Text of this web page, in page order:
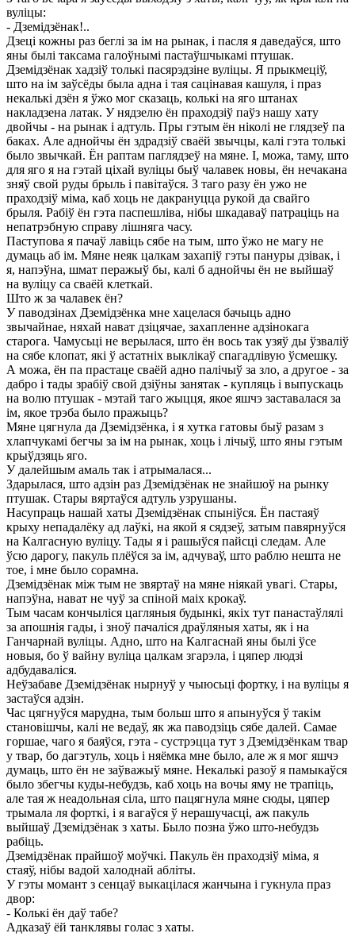
вуліцы:
- Дземідзёнак!..
Дзеці кожны раз беглі за ім на рынак, і пасля я даведаўся, што
яны былі таксама галоўнымі пастаўшчыкамі птушак.
Дземідзёнак хадзіў толькі пасярэдзіне вуліцы. Я прыкмеціў,
што на ім заўсёды была адна і тая сацінавая кашуля, і праз
некалькі дзён я ўжо мог сказаць, колькі на яго штанах
накладзена латак. У нядзелю ён праходзіў паўз нашу хату
двойчы - на рынак і адтуль. Пры гэтым ён ніколі не глядзеў па
баках. Але аднойчы ён здрадзіў сваёй звычцы, калі гэта толькі
было звычкай. Ён раптам паглядзеў на мяне. І, можа, таму, што
для яго я на гэтай ціхай вуліцы быў чалавек новы, ён нечакана
зняў свой руды брыль і павітаўся. З таго разу ён ужо не
праходзіў міма, каб хоць не дакрануцца рукой да свайго
брыля. Рабіў ён гэта паспешліва, нібы шкадаваў патраціць на
непатрэбную справу лішняга часу.
Паступова я пачаў лавіць сябе на тым, што ўжо не магу не
думаць аб ім. Мяне неяк цалкам захапіў гэты пануры дзівак, і
я, напэўна, шмат перажыў бы, калі б аднойчы ён не выйшаў
на вуліцу са сваёй клеткай.
Што ж за чалавек ён?
У паводзінах Дземідзёнка мне хацелася бачыць адно
звычайнае, няхай нават дзіцячае, захапленне адзінокага
старога. Чамусьці не верылася, што ён вось так узяў ды ўзваліў
на сябе клопат, які ў астатніх выклікаў спагадлівую ўсмешку.
А можа, ён па прастаце сваёй адно палічыў за зло, а другое - за
дабро і тады зрабіў свой дзіўны занятак - купляць і выпускаць
на волю птушак - мэтай таго жыцця, якое яшчэ заставалася за
ім, якое трэба было пражыць?
Мяне цягнула да Дземідзёнка, і я хутка гатовы быў разам з
хлапчукамі бегчы за ім на рынак, хоць і лічыў, што яны гэтым
крыўдзяць яго.
У далейшым амаль так і атрымалася...
Здарылася, што адзін раз Дземідзёнак не знайшоў на рынку
птушак. Стары вяртаўся адтуль узрушаны.
Насупраць нашай хаты Дземідзёнак спыніўся. Ён пастаяў
крыху непадалёку ад лаўкі, на якой я сядзеў, затым павярнуўся
на Калгасную вуліцу. Тады я і рашыўся пайсці следам. Але
ўсю дарогу, пакуль плёўся за ім, адчуваў, што раблю нешта не
тое, і мне было сорамна.
Дземідзёнак між тым не звяртаў на мяне ніякай увагі. Стары,
напэўна, нават не чуў за спіной маіх крокаў.
Тым часам кончыліся цагляныя будынкі, якіх тут панастаўлялі
за апошнія гады, і зноў пачаліся драўляныя хаты, як і на
Ганчарнай вуліцы. Адно, што на Калгаснай яны былі ўсе
новыя, бо ў вайну вуліца цалкам згарэла, і цяпер людзі
адбудаваліся.
Неўзабаве Дземідзёнак нырнуў у чыюсьці фортку, і на вуліцы я
застаўся адзін.
Час цягнуўся марудна, тым больш што я апынуўся ў такім
становішчы, калі не ведаў, як жа паводзіць сябе далей. Самае
горшае, чаго я баяўся, гэта - сустрэцца тут з Дземідзёнкам твар
у твар, бо дагэтуль, хоць і няёмка мне было, але ж я мог яшчэ
думаць, што ён не заўважыў мяне. Некалькі разоў я памыкаўся
было збегчы куды-небудзь, каб хоць на вочы яму не трапіць,
але тая ж неадольная сіла, што пацягнула мяне сюды, цяпер
трымала ля форткі, і я вагаўся ў нерашучасці, аж пакуль
выйшаў Дземідзёнак з хаты. Было позна ўжо што-небудзь
рабіць.
Дземідзёнак прайшоў моўчкі. Пакуль ён праходзіў міма, я
стаяў, нібы вадой халоднай абліты.
У гэты момант з сенцаў выкацілася жанчына і гукнула праз
двор:
- Колькі ён даў табе?
Адказаў ёй танклявы голас з хаты.